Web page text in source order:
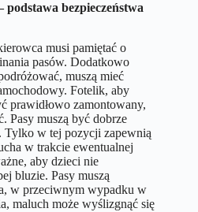
bezpieczeństwa
musi pamiętać o
pasów. Dodatkowo
muszą mieć
Fotelik, aby
prawidłowo zamontowany,
Pasy muszą być dobrze
Tylko w tej pozycji zapewnią
w trakcie ewentualnej
aby dzieci nie
bluzie. Pasy muszą
w przeciwnym wypadku w
maluch może wyślizgnąć się